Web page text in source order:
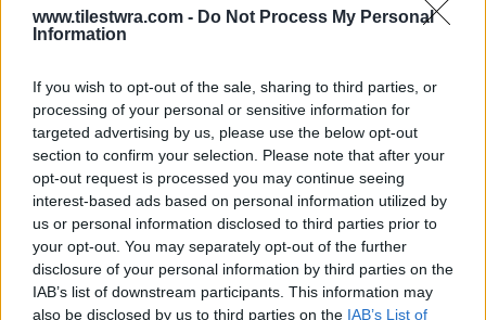
www.tilestwra.com - Do Not Process My Personal
Information
If you wish to opt-out of the sale, sharing to third parties, or
processing of your personal or sensitive information for
targeted advertising by us, please use the below opt-out
section to confirm your selection. Please note that after your
opt-out request is processed you may continue seeing
interest-based ads based on personal information utilized by
us or personal information disclosed to third parties prior to
your opt-out. You may separately opt-out of the further
disclosure of your personal information by third parties on the
IAB’s list of downstream participants. This information may
also be disclosed by us to third parties on the IAB’s List of
Δείτε το σχετικό βίντεο: